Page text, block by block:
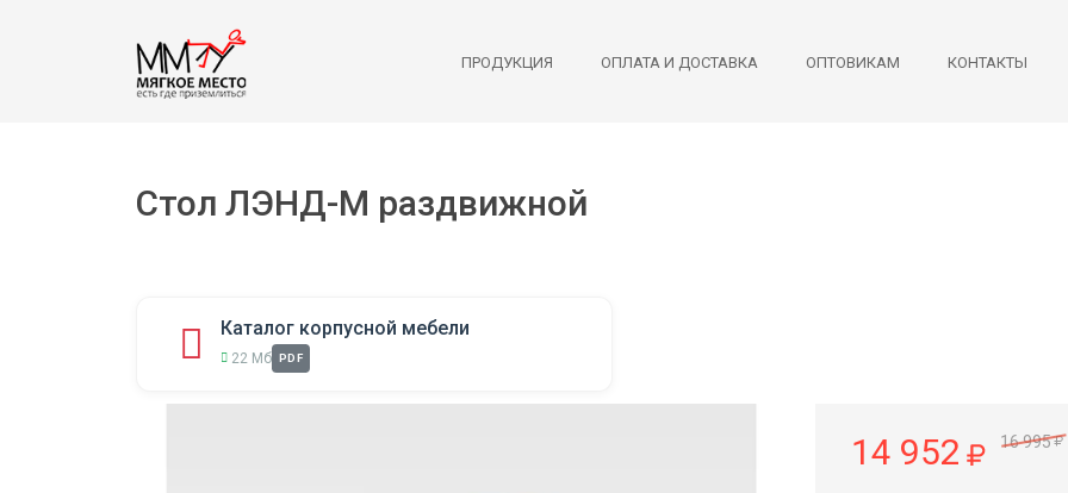
ПРОДУКЦИЯ ОПЛАТА И ДОСТАВКА ОПТОВИКАМ КОНТАКТЫ
Стол ЛЭНД-М раздвижной
Каталог корпусной мебели
22 Мб PDF
14 952 16 995